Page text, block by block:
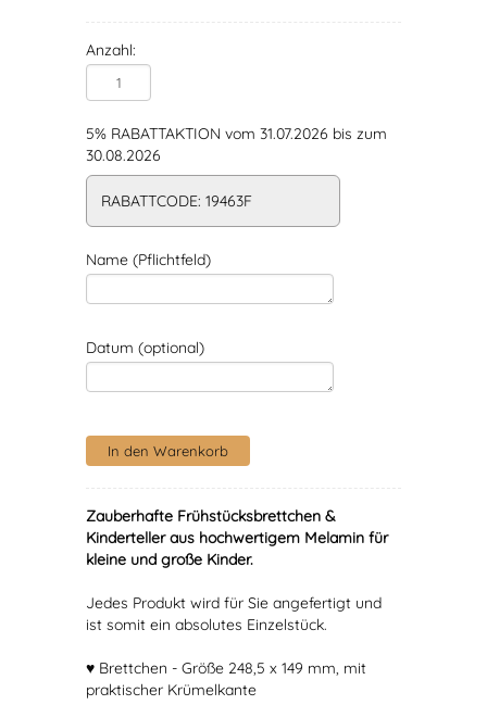
Anzahl:
5% RABATTAKTION vom 31.07.2026 bis zum
30.08.2026
RABATTCODE: 19463F
Name (Pflichtfeld)
Datum (optional)
Zauberhafte Frühstücksbrettchen &
Kinderteller aus hochwertigem Melamin für
kleine und große Kinder.
Jedes Produkt wird für Sie angefertigt und
ist somit ein absolutes Einzelstück.
♥ Brettchen - Größe 248,5 x 149 mm, mit
praktischer Krümelkante